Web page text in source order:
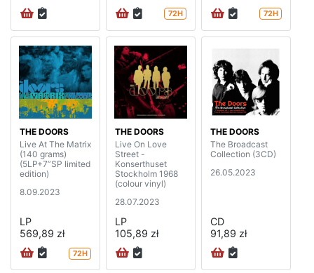
72H 72H
THE DOORS
Live At The Matrix
(140 grams)
(5LP+7”SP limited
edition)
8.09.2023
LP
569,89 zł
72H
THE DOORS
Live On Love
Street -
Konserthuset
Stockholm 1968
(colour vinyl)
28.07.2023
LP
105,89 zł
THE DOORS
The Broadcast
Collection (3CD)
26.05.2023
CD
91,89 zł